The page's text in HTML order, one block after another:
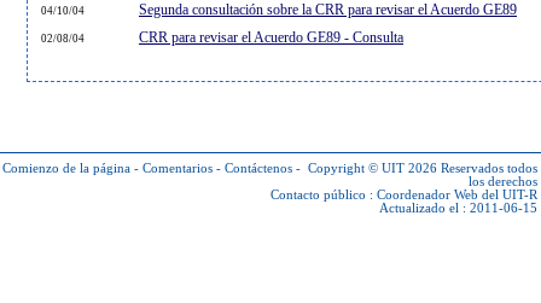
04/10/04 Segunda consultación sobre la CRR para revisar el Acuerdo GE89
02/08/04 CRR para revisar el Acuerdo GE89 - Consulta
Comienzo de la página - Comentarios - Contáctenos - Copyright © UIT 2026 Reservados todos
los derechos
Contacto público : Coordenador Web del UIT-R
Actualizado el : 2011-06-15